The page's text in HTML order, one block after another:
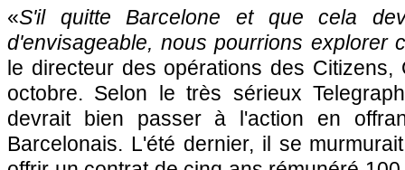
«S'il quitte Barcelone et que cela
d'envisageable, nous pourrions explorer
le directeur des opérations des Citizens,
octobre. Selon le très sérieux
devrait bien passer à l'action en
Barcelonais. L'été dernier, il se